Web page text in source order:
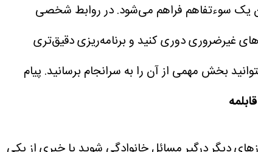
یک سوءتفاهم فراهم می‌شود. در روابط شخصی
غیرضروری دوری کنید و برنامه‌ریزی دقیق‌تری
بخش مهمی از آن را به سرانجام برسانید. پیام